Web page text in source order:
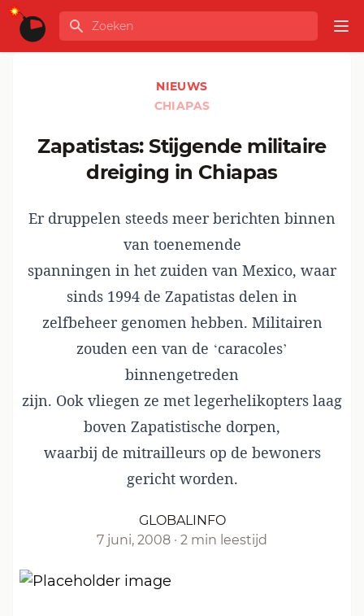
Ga naar de inhoud
GLOBALINFO
Zoeken
NIEUWS
CHIAPAS
Zapatistas: Stijgende militaire
dreiging in Chiapas
Er druppelen steeds meer berichten binnen
van toenemende
spanningen in het zuiden van Mexico, waar
sinds 1994 de Zapatistas delen in
zelfbeheer genomen hebben. Militairen
zouden een van de ‘caracoles’
binnengetreden
zijn. Ook vliegen ze met legerhelikopters laag
boven Zapatistische dorpen,
waarbij de mitrailleurs op de bewoners
gericht worden.
GLOBALINFO
7 juni, 2008 · 2 min leestijd